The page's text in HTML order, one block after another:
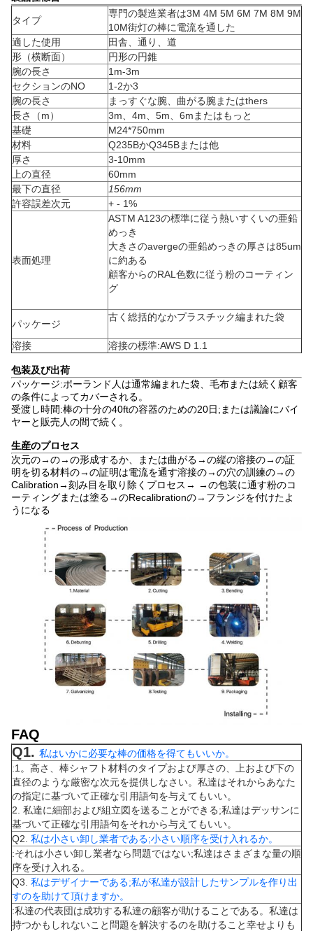
タイプ
専門の製造業者は3M 4M 5M 6M 7M 8M 9M
10M街灯の棒に電流を通した
適した使用
田舎、通り、道
形（横断面）
円形の円錐
腕の長さ
1m-3m
セクションのNO
1-2か3
腕の長さ
まっすぐな腕、曲がる腕またはthers
長さ（m）
3m、4m、5m、6mまたはもっと
基礎
M24*750mm
材料
Q235BかQ345Bまたは他
厚さ
3-10mm
上の直径
60mm
最下の直径
156mm
許容誤差次元
+ - 1%
表面処理
ASTM A123の標準に従う熱いすくいの亜鉛
めっき
大きさのavergeの亜鉛めっきの厚さは85um
に約ある
顧客からのRAL色数に従う粉のコーティン
グ
パッケージ
古く総括的なかプラスチック編まれた袋
溶接 溶接の標準:AWS D 1.1
包装及び出荷
パッケージ:ポーランド人は通常編まれた袋、毛布または続く顧客
の条件によってカバーされる。
受渡し時間:棒の十分の40ftの容器のための20日;または議論にバイ
ヤーと販売人の間で続く。
生産のプロセス
次元の→の→の形成するか、または曲がる→の縦の溶接の→の証
明を切る材料の→の証明は電流を通す溶接の→の穴の訓練の→の
Calibration→刻み目を取り除くプロセス→ →の包装に通す粉のコ
ーティングまたは塗る→のRecalibrationの→フランジを付けたよ
うになる
FAQ
Q1. 私はいかに必要な棒の価格を得てもいいか。
:1。高さ、棒シャフト材料のタイプおよび厚さの、上および下の
直径のような厳密な次元を提供しなさい。私達はそれからあなた
の指定に基づいて正確な引用語句を与えてもいい。
2. 私達に細部および組立図を送ることができる;私達はデッサンに
基づいて正確な引用語句をそれから与えてもいい。
Q2. 私は小さい卸し業者である;小さい順序を受け入れるか。
:それは小さい卸し業者なら問題ではない;私達はさまざまな量の順
序を受け入れる。
Q3. 私はデザイナーである;私が私達が設計したサンプルを作り出
すのを助けて頂けますか。
:私達の代表団は成功する私達の顧客が助けることである。私達は
持つかもしれないこと問題を解決するのを助けること幸せよりも